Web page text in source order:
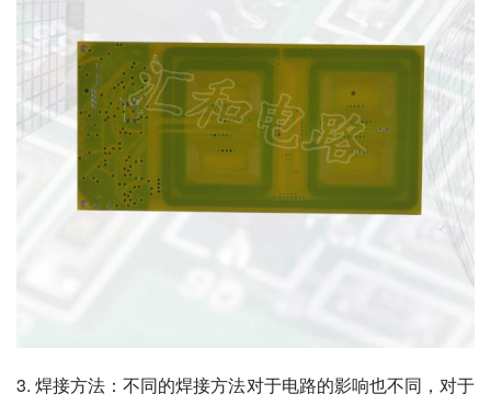
3. 焊接方法：不同的焊接方法对于电路的影响也不同，对于